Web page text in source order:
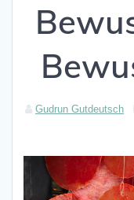
Gudrun Gutdeutsch